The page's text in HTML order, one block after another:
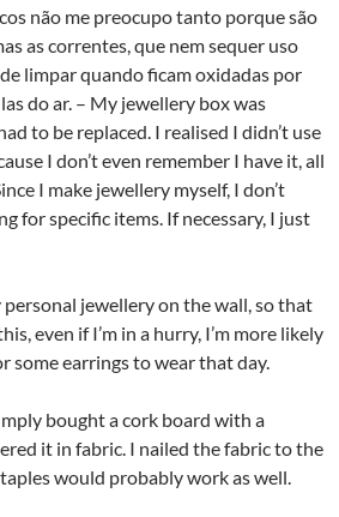
não me preocupo tanto porque são
as correntes, que nem sequer uso
limpar quando ficam oxidadas por
do ar. – My jewellery box was
to be replaced. I realised I didn’t use
I don’t even remember I have it, all
I make jewellery myself, I don’t
for specific items. If necessary, I just
jewellery on the wall, so that
even if I’m in a hurry, I’m more likely
some earrings to wear that day.
bought a cork board with a
it in fabric. I nailed the fabric to the
would probably work as well.